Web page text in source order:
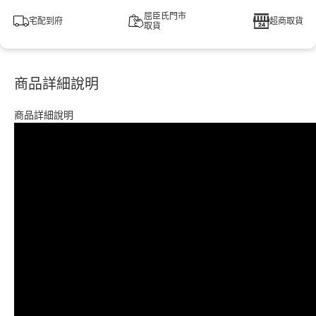
宅配到府
屈臣氏門市
取貨
超商取貨
商品詳細說明
商品詳細說明